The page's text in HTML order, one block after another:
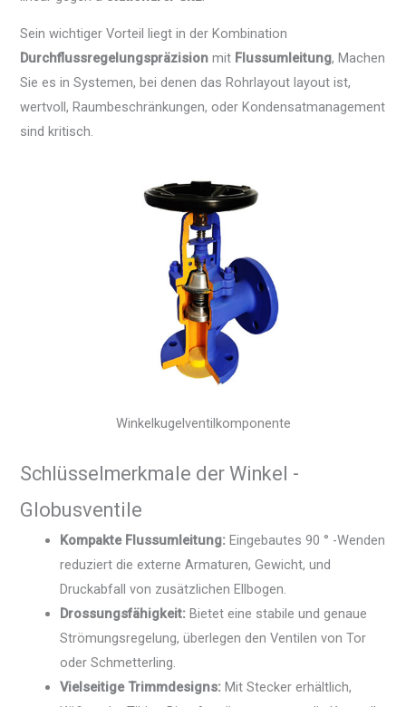
Sein wichtiger Vorteil liegt in der Kombination
Durchflussregelungspräzision mit Flussumleitung, Machen
Sie es in Systemen, bei denen das Rohrlayout layout ist,
wertvoll, Raumbeschränkungen, oder Kondensatmanagement
sind kritisch.
Winkelkugelventilkomponente
Schlüsselmerkmale der Winkel -
Globusventile
Kompakte Flussumleitung: Eingebautes 90 ° -Wenden
reduziert die externe Armaturen, Gewicht, und
Druckabfall von zusätzlichen Ellbogen.
Drossungsfähigkeit: Bietet eine stabile und genaue
Strömungsregelung, überlegen den Ventilen von Tor
oder Schmetterling.
Vielseitige Trimmdesigns: Mit Stecker erhältlich,